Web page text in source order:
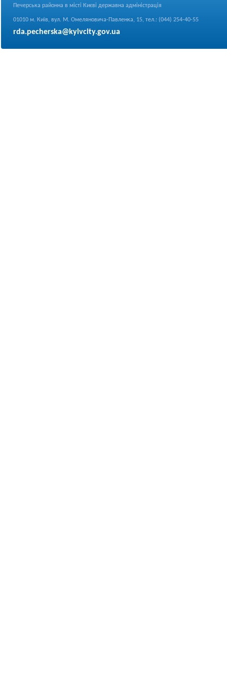
Печерська районна в місті Києві державна адміністрація
01010 м. Київ, вул. М. Омеляновича-Павленка, 15, тел.: (044) 254-40-55
rda.pecherska@kyivcity.gov.ua